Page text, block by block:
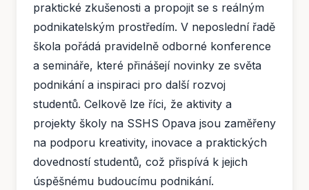
praktické zkušenosti a propojit se s reálným
podnikatelským prostředím. V neposlední řadě
škola pořádá pravidelně odborné konference
a semináře, které přinášejí novinky ze světa
podnikání a inspiraci pro další rozvoj
studentů. Celkově lze říci, že aktivity a
projekty školy na SSHS Opava jsou zaměřeny
na podporu kreativity, inovace a praktických
dovedností studentů, což přispívá k jejich
úspěšnému budoucímu podnikání.